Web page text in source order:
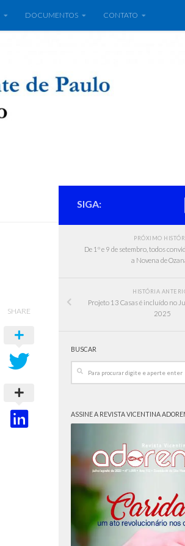
DOCUMENTOS CONTATO
SHARE
SIGA:
PRÓXIMO
De 1º e 9 de setembro, todos
a Novena de
HISTÓRIA
Projeto 13 Casas é incluído no
2025
BUSCAR
ASSINE A REVISTA VICENTINA